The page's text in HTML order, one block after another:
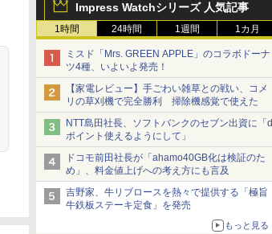
Impress Watchシリーズ 人気記事
1時間 24時間 1週間 1カ月
ミスド「Mrs. GREEN APPLE」のコラボドーナ
ツ4種、いよいよ発売！
【家電レビュー】手ごわい雑草との戦い、コメ
リの草刈機で完全勝利 掃除機感覚で使えた
NTT島田社長、ソフトバンクのセブン出資に「d
ポイント使えるようにして」
ドコモ前田社長が「ahamo40GB化は検証のた
め」、料金値上げへの考え方にも言及
吉野家、牛リブロースを熱々で提供する「極旨
牛鉄板ステーキ定食」を発売
もっと見る